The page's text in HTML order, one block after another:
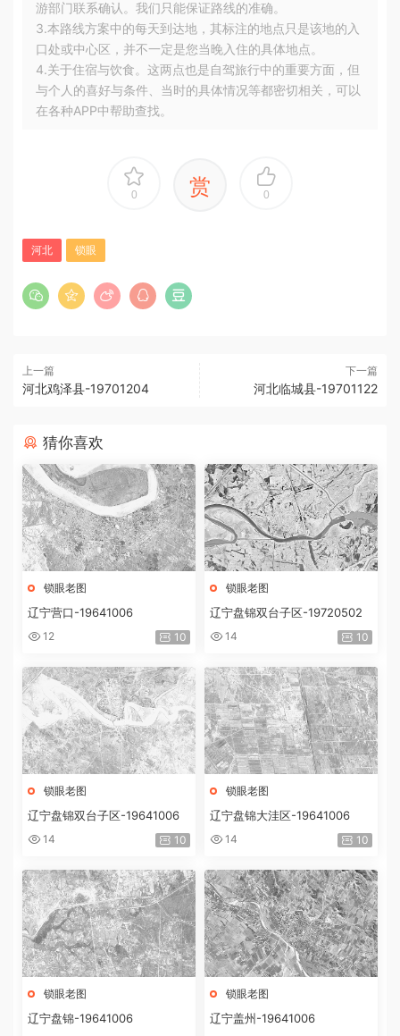
游部门联系确认。我们只能保证路线的准确。
3.本路线方案中的每天到达地，其标注的地点只是该地的入
口处或中心区，并不一定是您当晚入住的具体地点。
4.关于住宿与饮食。这两点也是自驾旅行中的重要方面，但
与个人的喜好与条件、当时的具体情况等都密切相关，可以
在各种APP中帮助查找。
0 赏 0
河北 锁眼
上一篇
河北鸡泽县-19701204
下一篇
河北临城县-19701122
猜你喜欢
锁眼老图
辽宁营口-19641006
12 10
锁眼老图
辽宁盘锦双台子区-19720502
14 10
锁眼老图
辽宁盘锦双台子区-19641006
14 10
锁眼老图
辽宁盘锦大洼区-19641006
14 10
锁眼老图
辽宁盘锦-19641006
锁眼老图
辽宁盖州-19641006